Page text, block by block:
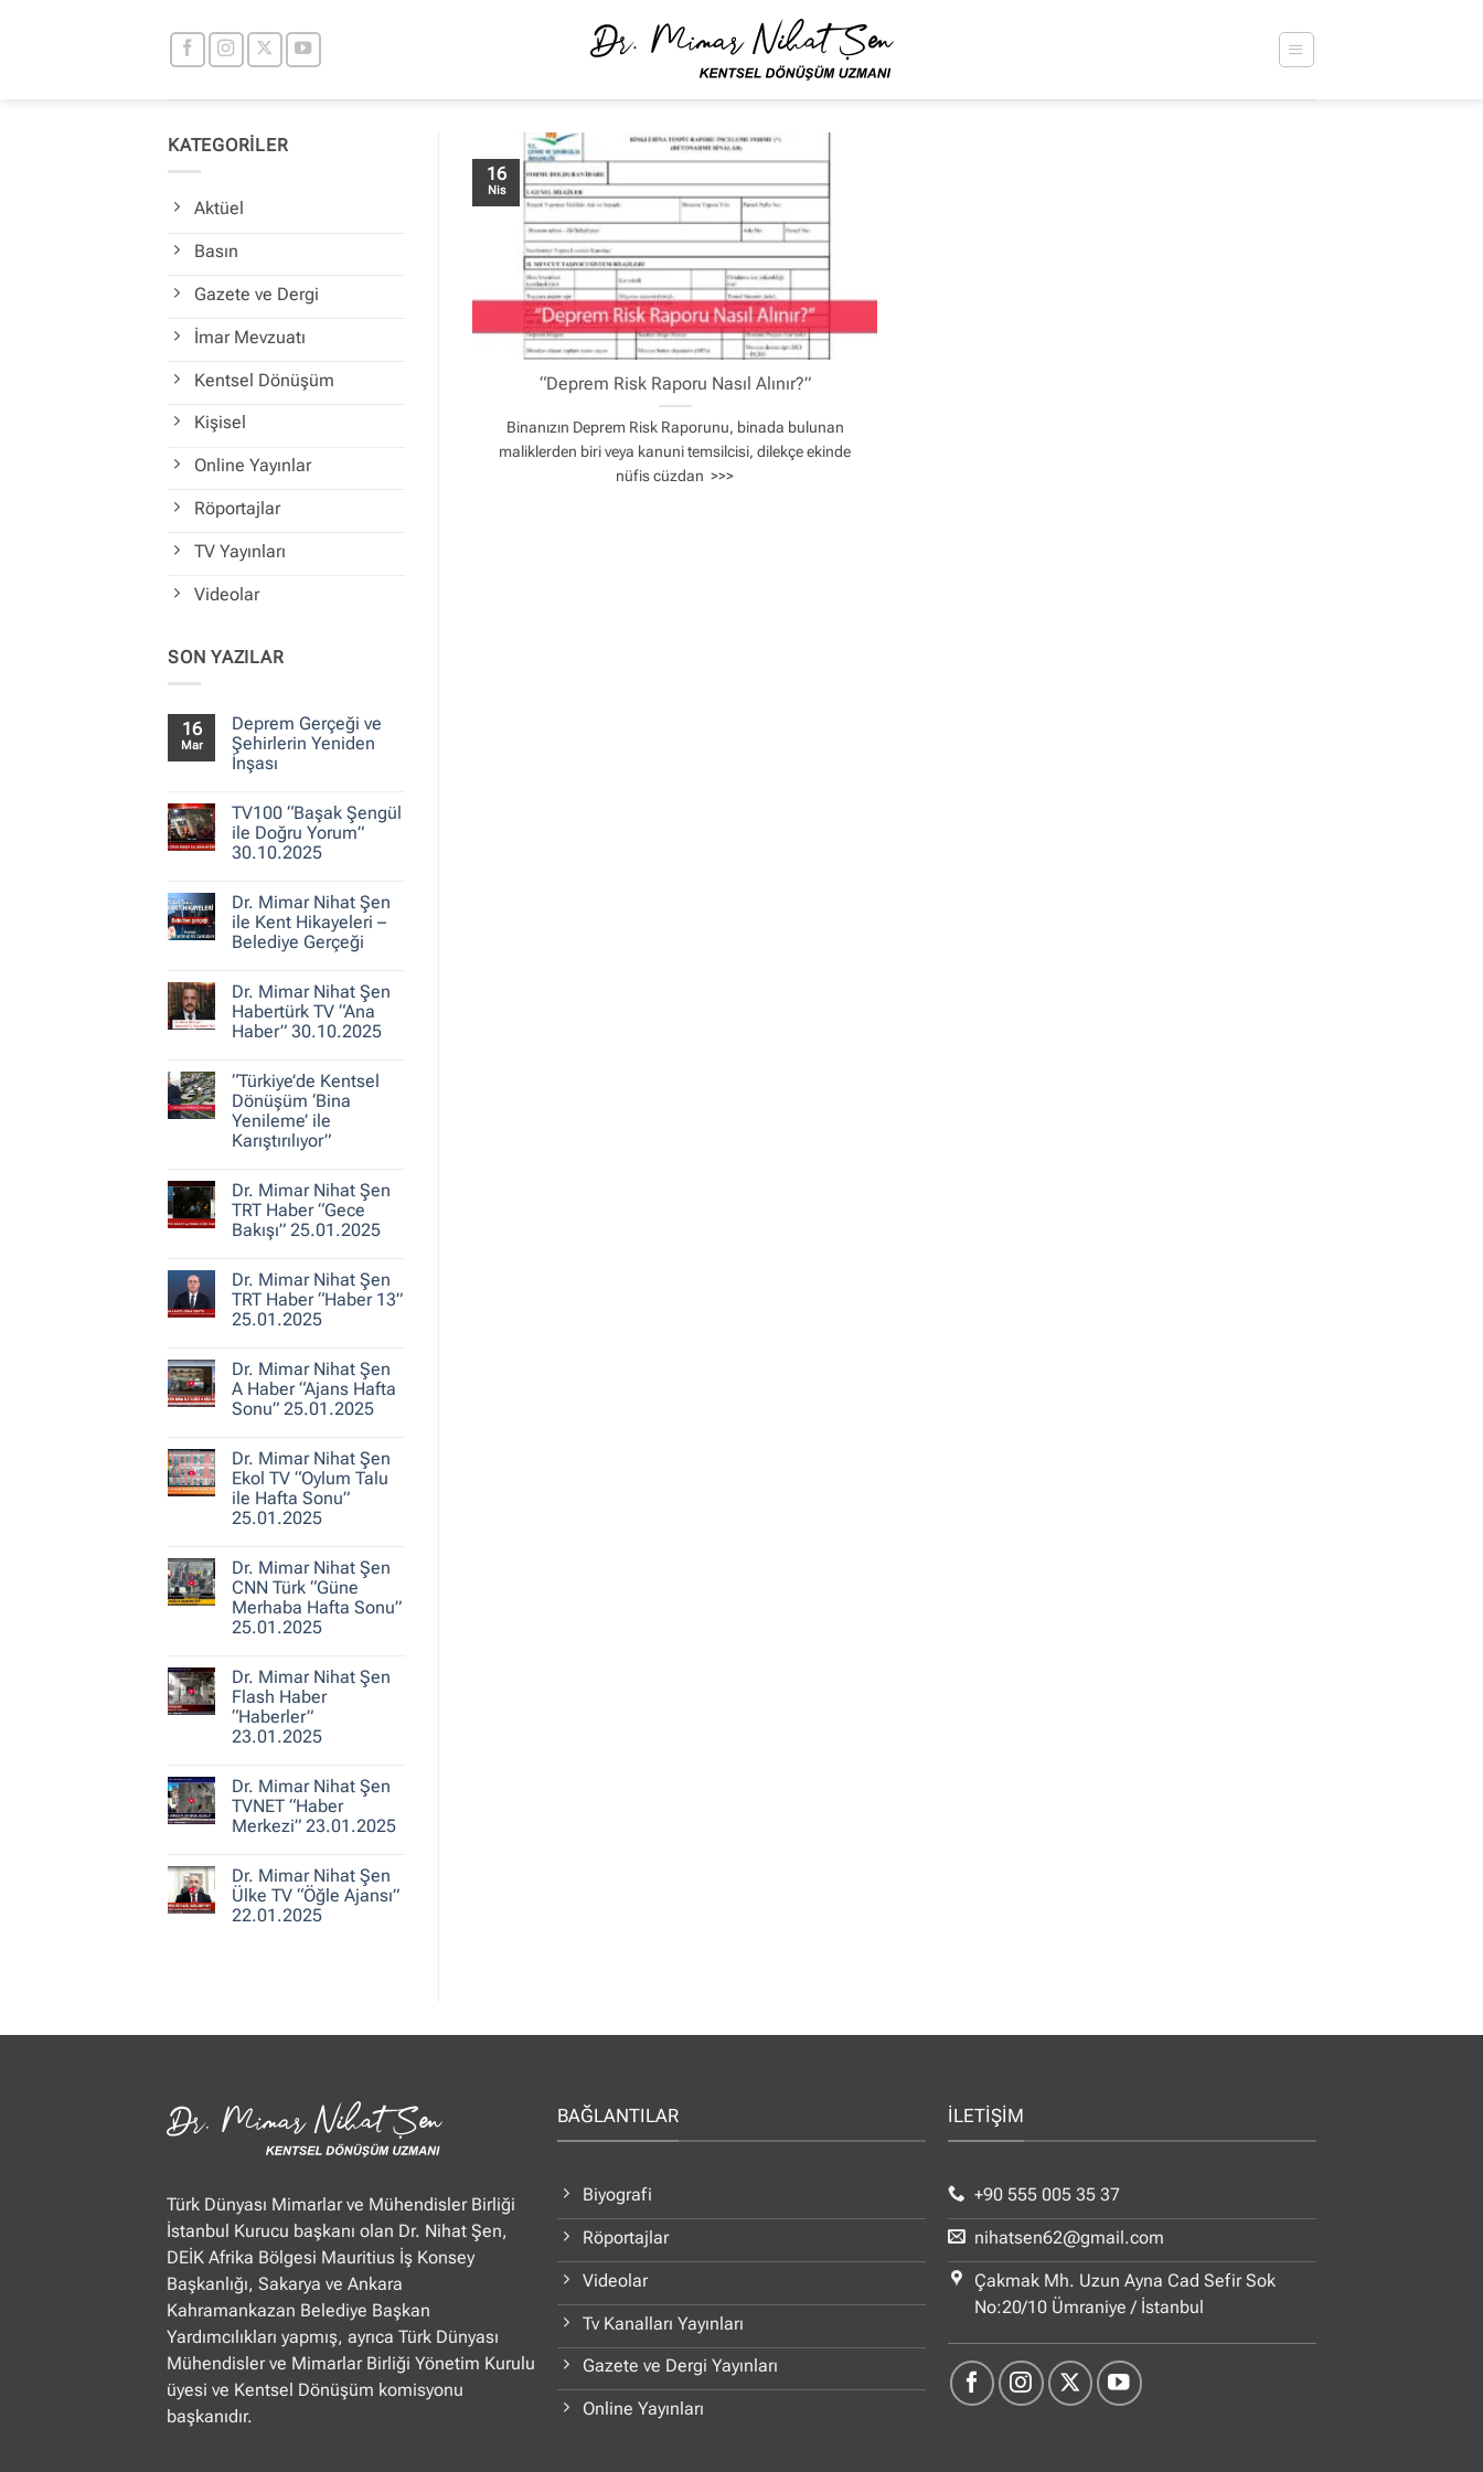
KATEGORİLER
Aktüel
Basın
Gazete ve Dergi
İmar Mevzuatı
Kentsel Dönüşüm
Kişisel
Online Yayınlar
Röportajlar
TV Yayınları
Videolar
SON YAZILAR
16
Mar
Deprem Gerçeği ve
Şehirlerin Yeniden
İnşası
Deprem
Gerçeği
ve
Şehirlerin
TV100 “Başak Şengül
ile Doğru Yorum”
30.10.2025
TV100
“Başak
Şengül
ile
30.10.2025
Dr. Mimar Nihat Şen
ile Kent Hikayeleri –
Belediye Gerçeği
Dr.
Mimar
Nihat
Şen
Hikayeleri
–
Belediye
Gerçeği
Dr. Mimar Nihat Şen
Habertürk TV “Ana
Haber” 30.10.2025
Dr.
Mimar
Nihat
Şen
Habertürk
Haber”
30.10.2025
“Türkiye’de Kentsel
Dönüşüm ‘Bina
Yenileme’ ile
Karıştırılıyor”
“Türkiye’de
Kentsel
Dönüşüm
‘Bina
Karıştırılıyor”
Dr. Mimar Nihat Şen
TRT Haber “Gece
Bakışı” 25.01.2025
Dr.
Mimar
Nihat
Şen
“Gece
Bakışı”
25.01.2025
Dr. Mimar Nihat Şen
TRT Haber “Haber 13”
25.01.2025
Dr.
Mimar
Nihat
Şen
“Haber
13”
25.01.2025
Dr. Mimar Nihat Şen
A Haber “Ajans Hafta
Sonu” 25.01.2025
Dr.
Mimar
Nihat
Şen
A
Hafta
Sonu”
25.01.2025
Dr. Mimar Nihat Şen
Ekol TV “Oylum Talu
ile Hafta Sonu”
25.01.2025
Dr.
Mimar
Nihat
Şen
Ekol
Talu
ile
Hafta
Sonu”
25.01.2025
Dr. Mimar Nihat Şen
CNN Türk “Güne
Merhaba Hafta Sonu”
25.01.2025
Dr.
Mimar
Nihat
Şen
CNN
Merhaba
Hafta
Sonu”
25.01.2025
Dr. Mimar Nihat Şen
Flash Haber
“Haberler”
23.01.2025
Dr.
Mimar
Nihat
Şen
“Haberler”
23.01.2025
Dr. Mimar Nihat Şen
TVNET “Haber
Merkezi” 23.01.2025
Dr.
Mimar
Nihat
Şen
Dr. Mimar Nihat Şen
Ülke TV “Öğle Ajansı”
22.01.2025
TV
“Deprem Risk Raporu Nasıl Alınır?”
Binanızın Deprem Risk Raporunu, binada bulunan
maliklerden biri veya kanuni temsilcisi, dilekçe ekinde
nüfis cüzdan >>>
16
Nis
Türk Dünyası Mimarlar ve Mühendisler Birliği
İstanbul Kurucu başkanı olan Dr. Nihat Şen,
DEİK Afrika Bölgesi Mauritius İş Konsey
Başkanlığı, Sakarya ve Ankara
Kahramankazan Belediye Başkan
Yardımcılıkları yapmış, ayrıca Türk Dünyası
Mühendisler ve Mimarlar Birliği Yönetim Kurulu
üyesi ve Kentsel Dönüşüm komisyonu
başkanıdır.
BAĞLANTILAR
Biyografi
Röportajlar
Videolar
Tv Kanalları Yayınları
Gazete ve Dergi Yayınları
Online Yayınları
İLETİŞİM
+90 555 005 35 37
nihatsen62@gmail.com
Çakmak Mh. Uzun Ayna Cad Sefir Sok
No:20/10 Ümraniye / İstanbul